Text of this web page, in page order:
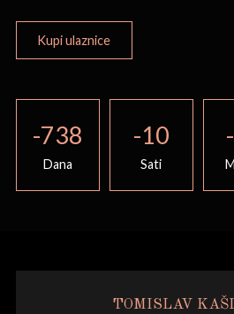
Kupi ulaznice
-738
Dana
-10
Sati
TOMISLAV